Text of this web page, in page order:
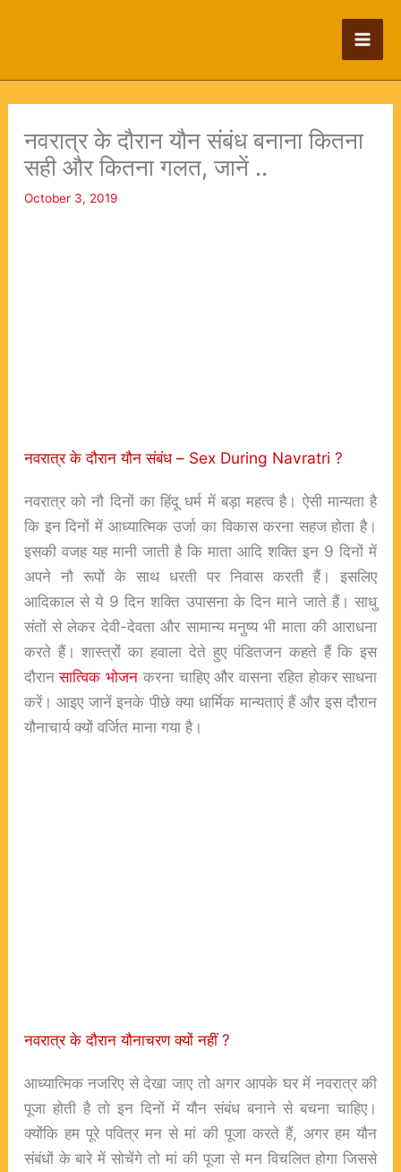
नवरात्र के दौरान यौन संबंध बनाना कितना
सही और कितना गलत, जानें ..
October 3, 2019
नवरात्र के दौरान यौन संबंध – Sex During Navratri ?
नवरात्र को नौ दिनों का हिंदू धर्म में बड़ा महत्व है। ऐसी मान्यता है
कि इन दिनों में आध्यात्मिक उर्जा का विकास करना सहज होता है।
इसकी वजह यह मानी जाती है कि माता आदि शक्ति इन 9 दिनों में
अपने नौ रूपों के साथ धरती पर निवास करती हैं। इसलिए
आदिकाल से ये 9 दिन शक्ति उपासना के दिन माने जाते हैं। साधु
संतों से लेकर देवी-देवता और सामान्य मनुष्य भी माता की आराधना
करते हैं। शास्त्रोंं का हवाला देते हुए पंडितजन कहते हैं कि इस
दौरानसात्विक भोजन करना चाहिए और वासना रहित होकर साधना
करें। आइए जानें इनके पीछे क्या धार्मिक मान्यताएं हैं और इस दौरान
यौनाचार्य क्यों वर्जित माना गया है।
नवरात्र के दौरान यौनाचरण क्यों नहीं ?
आध्यात्मिक नजरिए से देखा जाए तो अगर आपके घर में नवरात्र की
पूजा होती है तो इन दिनों में यौन संबंध बनाने से बचना चाहिए।
क्योंकि हम पूरे पवित्र मन से मां की पूजा करते हैं, अगर हम यौन
संबंधों के बारे में सोचेंगे तो मां की पूजा से मन विचलित होगा जिससे